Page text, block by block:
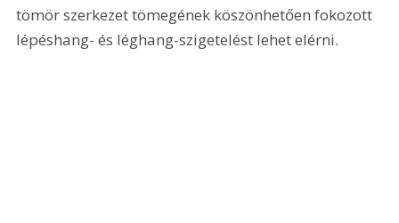
tömör szerkezet tömegének köszönhetően fokozott
lépéshang- és léghang-szigetelést lehet elérni.